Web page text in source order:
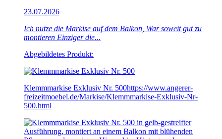
23.07.2026
Ich nutze die Markise auf dem Balkon, War soweit gut zu
montieren Einziger die...
Abgebildetes Produkt:
Klemmmarkise Exklusiv Nr. 500https://www.angerer-
freizeitmoebel.de/Markise/Klemmmarkise-Exklusiv-Nr-
500.html